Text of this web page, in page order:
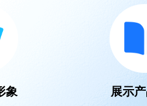
象 展示